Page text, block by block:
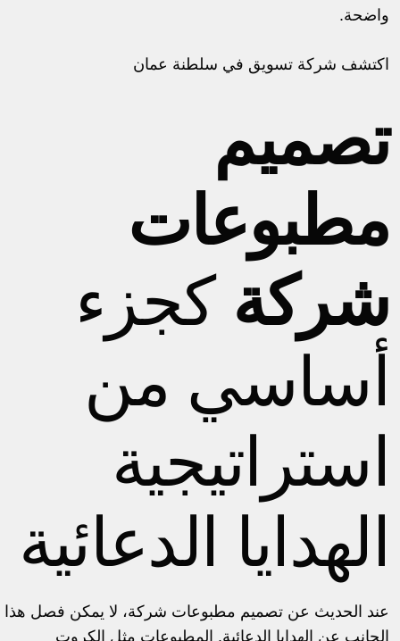
واضحة.
اكتشف شركة تسويق في سلطنة عمان
تصميم
مطبوعات
شركة كجزء
أساسي من
استراتيجية
الهدايا الدعائية
عند الحديث عن تصميم مطبوعات شركة، لا يمكن فصل هذا
الجانب عن الهدايا الدعائية. المطبوعات مثل الكروت